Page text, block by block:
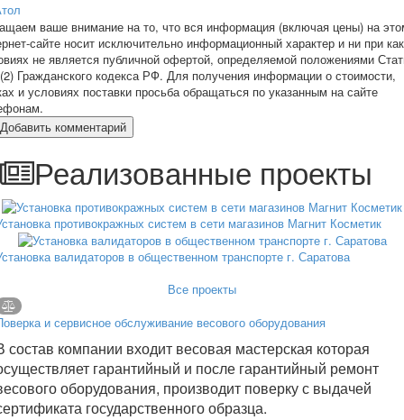
ваше внимание на то, что вся информация (включая цены) на
сайте носит исключительно информационный характер и ни при
не является публичной офертой, определяемой положениями
Гражданского кодекса РФ. Для получения информации о стоимости,
и условиях поставки просьба обращаться по указанным на сайте
Добавить комментарий
Реализованные проекты
противокражных систем в сети магазинов Магнит Косметик
валидаторов в общественном транспорте г. Саратова
Все проекты
и сервисное обслуживание весового оборудования
состав компании входит весовая мастерская которая
гарантийный и после гарантийный ремонт
оборудования, производит поверку с выдачей
государственного образца.